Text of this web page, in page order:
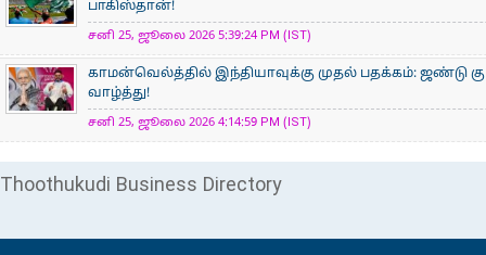
பாகிஸ்தான்!
சனி 25, ஜூலை 2026 5:39:24 PM (IST)
காமன்வெல்த்தில் இந்தியாவுக்கு முதல் பதக்கம்: ஜண்டு
வாழ்த்து!
சனி 25, ஜூலை 2026 4:14:59 PM (IST)
Thoothukudi Business Directory